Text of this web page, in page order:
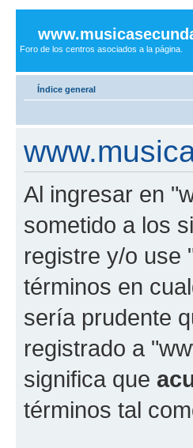
Foro de los centros asociados a la página.
Índice general
Al ingresar en
sometido a los
registre y/o use
términos en
sería prudente
registrado a
significa que
términos tal